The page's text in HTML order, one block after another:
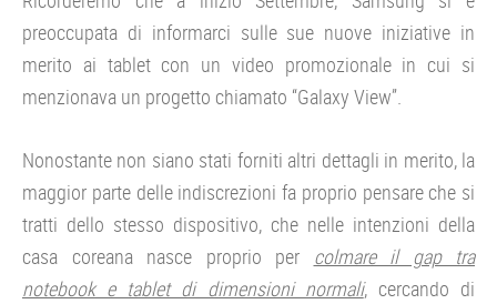
preoccupata di informarci sulle sue nuove iniziative in
merito ai tablet con un video promozionale in cui si
menzionava un progetto chiamato “Galaxy View”.
Nonostante non siano stati forniti altri dettagli in merito, la
maggior parte delle indiscrezioni fa proprio pensare che si
tratti dello stesso dispositivo, che nelle intenzioni della
casa coreana nasce proprio per colmare il gap tra
notebook e tablet di dimensioni normali, cercando di